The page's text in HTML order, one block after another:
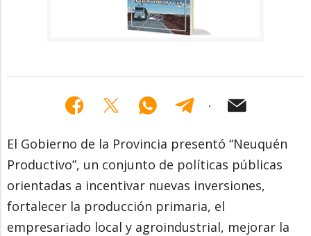
El Gobierno de la Provincia presentó “Neuquén
Productivo”, un conjunto de políticas públicas
orientadas a incentivar nuevas inversiones,
fortalecer la producción primaria, el
empresariado local y agroindustrial, mejorar la